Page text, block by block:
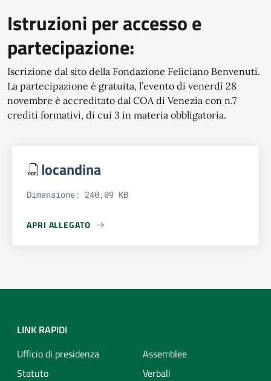
Istruzioni per accesso e
partecipazione:
Iscrizione dal sito della Fondazione Feliciano Benvenuti.
La partecipazione è gratuita, l’evento di venerdì 28
novembre è accreditato dal COA di Venezia con n.7
crediti formativi, di cui 3 in materia obbligatoria.
locandina
Dimensione: 240,09 KB
APRI ALLEGATO
APRI ALLEGATO LOCANDINA
LINK RAPIDI
Ufficio di presidenza
Statuto
Assemblee
Verbali